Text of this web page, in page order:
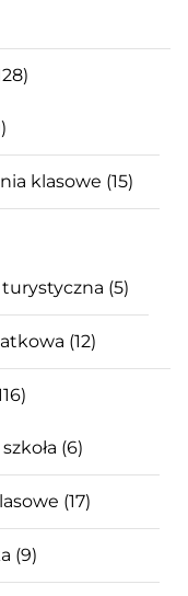
klasowe (15)
(5)
(12)
(6)
(17)
(9)